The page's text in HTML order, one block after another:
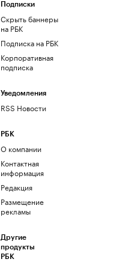
Подписки
Скрыть баннеры
на РБК
Подписка на РБК
Корпоративная
подписка
Уведомления
RSS Новости
РБК
О компании
Контактная
информация
Редакция
Размещение
рекламы
Другие
продукты
РБК